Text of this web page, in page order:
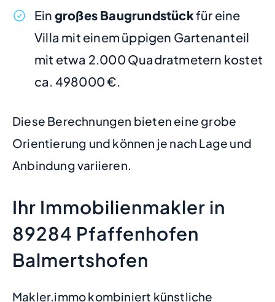
Ein großes Baugrundstückfür eine
Villa mit einem üppigen Gartenanteil
mit etwa 2.000 Quadratmetern kostet
ca. 498000 €.
Diese Berechnungen bieten eine grobe
Orientierung und können je nach Lage und
Anbindung variieren.
Ihr Immobilienmakler in
89284 Pfaffenhofen
Balmertshofen
Makler.immo kombiniert künstliche